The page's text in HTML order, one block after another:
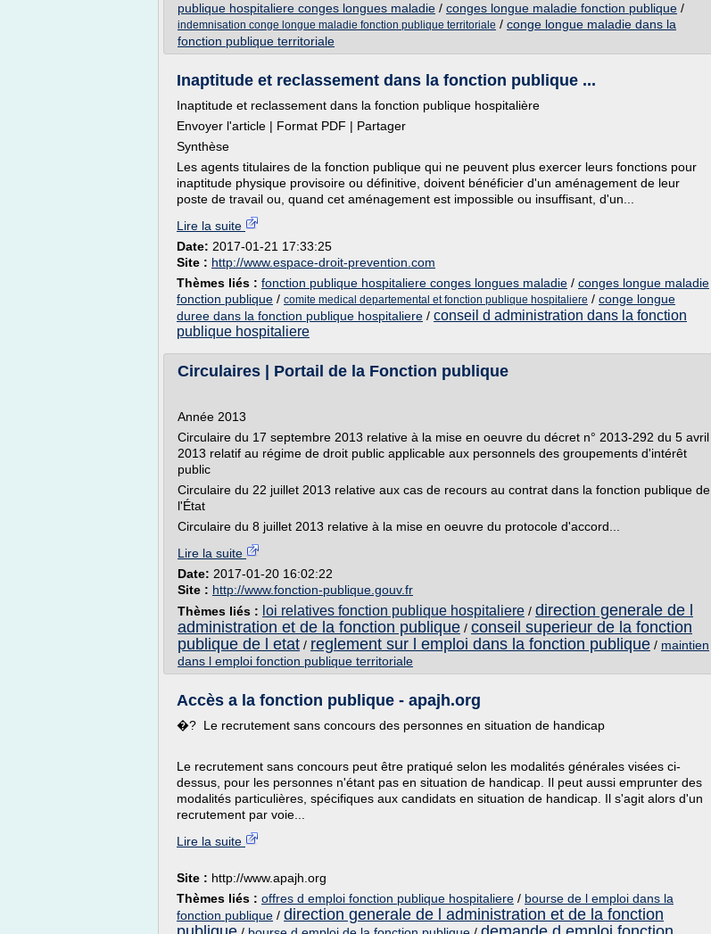
publique hospitaliere conges longues maladie / conges longue maladie fonction publique /
indemnisation conge longue maladie fonction publique territoriale / conge longue maladie dans la
fonction publique territoriale
Inaptitude et reclassement dans la fonction publique ...
Inaptitude et reclassement dans la fonction publique hospitalière
Envoyer l'article | Format PDF | Partager
Synthèse
Les agents titulaires de la fonction publique qui ne peuvent plus exercer leurs fonctions pour
inaptitude physique provisoire ou définitive, doivent bénéficier d'un aménagement de leur
poste de travail ou, quand cet aménagement est impossible ou insuffisant, d'un...
Lire la suite
Date: 2017-01-21 17:33:25
Site : http://www.espace-droit-prevention.com
Thèmes liés : fonction publique hospitaliere conges longues maladie / conges longue maladie
fonction publique / comite medical departemental et fonction publique hospitaliere / conge longue
duree dans la fonction publique hospitaliere / conseil d administration dans la fonction
publique hospitaliere
Circulaires | Portail de la Fonction publique
Année 2013
Circulaire du 17 septembre 2013 relative à la mise en oeuvre du décret n° 2013-292 du 5 avril
2013 relatif au régime de droit public applicable aux personnels des groupements d'intérêt
public
Circulaire du 22 juillet 2013 relative aux cas de recours au contrat dans la fonction publique de
l'État
Circulaire du 8 juillet 2013 relative à la mise en oeuvre du protocole d'accord...
Lire la suite
Date: 2017-01-20 16:02:22
Site : http://www.fonction-publique.gouv.fr
Thèmes liés : loi relatives fonction publique hospitaliere / direction generale de l
administration et de la fonction publique / conseil superieur de la fonction
publique de l etat / reglement sur l emploi dans la fonction publique / maintien
dans l emploi fonction publique territoriale
Accès a la fonction publique - apajh.org
�? Le recrutement sans concours des personnes en situation de handicap
Le recrutement sans concours peut être pratiqué selon les modalités générales visées ci-
dessus, pour les personnes n'étant pas en situation de handicap. Il peut aussi emprunter des
modalités particulières, spécifiques aux candidats en situation de handicap. Il s'agit alors d'un
recrutement par voie...
Lire la suite
Site : http://www.apajh.org
Thèmes liés : offres d emploi fonction publique hospitaliere / bourse de l emploi dans la
fonction publique / direction generale de l administration et de la fonction